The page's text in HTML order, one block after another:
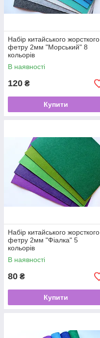
Набір китайського жорсткого
фетру 2мм "Морський" 8
кольорів
В наявності
120 ₴
Купити
Набір китайського жорсткого
фетру 2мм "Фіалка" 5
кольорів
В наявності
80 ₴
Купити